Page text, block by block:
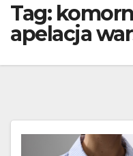
Tag:
apelacja